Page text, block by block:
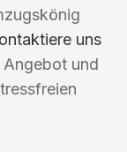
uns
und